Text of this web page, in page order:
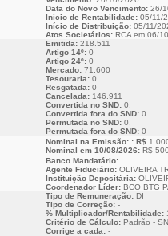
Data do Novo Vencimento:26/
Início de Rentabilidade:05/11/
Início de Distribuição:05/11/
Atos Societários:RCA em 06/
Emitida:218.511
Artigo 14º:0
Artigo 24º:0
Mercado:71.600
Tesouraria:0
Resgatada:0
Cancelada:146.911
Convertida no SND:0,
Convertida fora do SND:0
Permutada no SND:0,
Permutada fora do SND:0
Nominal na Emissão: : R$
Nominal em 10/08/2026:R$
Banco Mandatário:
Agente Fiduciário:OLIVEIRA
Instituição Depositária:
Coordenador Líder:BCO BTG
Tipo de Remuneração:DI
Tipo de Correção:-
% Multiplicador/Rentabilidade:
Critério de Cálculo:Padrão -
Corrige a cada:-